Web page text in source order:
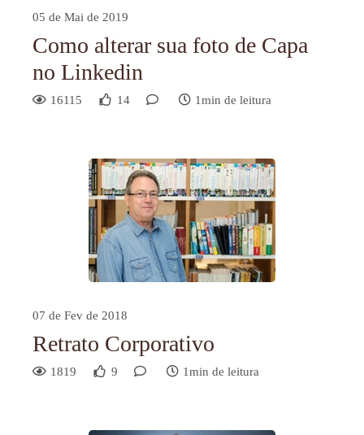
05 de Mai de 2019
Como alterar sua foto de Capa
no Linkedin
16115 14 1min de leitura
07 de Fev de 2018
Retrato Corporativo
1819 9 1min de leitura